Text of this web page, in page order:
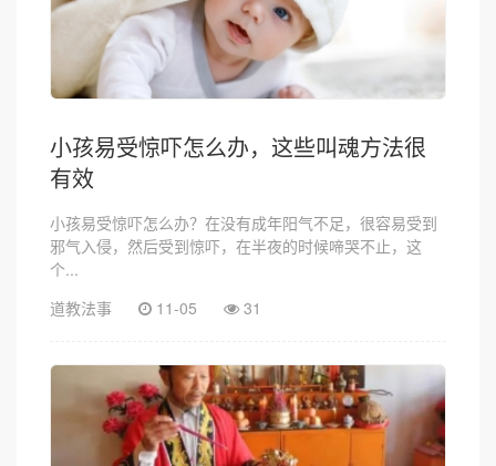
小孩易受惊吓怎么办，这些叫魂方法很
有效
小孩易受惊吓怎么办？在没有成年阳气不足，很容易受到
邪气入侵，然后受到惊吓，在半夜的时候啼哭不止，这
个...
道教法事
11-05 31